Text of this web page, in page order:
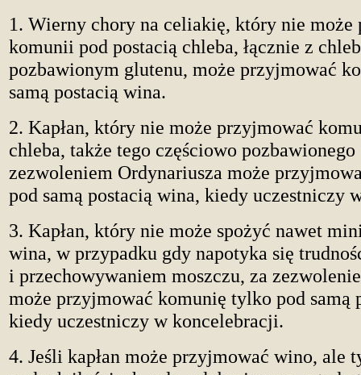
1. Wierny chory na celiakię, który nie może
komunii pod postacią chleba, łącznie z
pozbawionym glutenu, może przyjmować
samą postacią wina.
2. Kapłan, który nie może przyjmować
chleba, także tego częściowo
zezwoleniem Ordynariusza może
pod samą postacią wina, kiedy uczestniczy
3. Kapłan, który nie może spożyć nawet
wina, w przypadku gdy napotyka się
i przechowywaniem moszczu, za
może przyjmować komunię tylko pod samą
kiedy uczestniczy w koncelebracji.
4. Jeśli kapłan może przyjmować wino, ale